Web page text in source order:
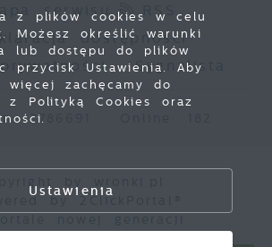
serwisu
RSS
dostępności
Sygnalista
3786691
z plików cookies w celu
Możesz określić warunki
lub dostępu do plików
przycisk Ustawienia. Aby
więcej zachęcamy do
z Polityką Cookies oraz
Ustawienia
na wszystkie